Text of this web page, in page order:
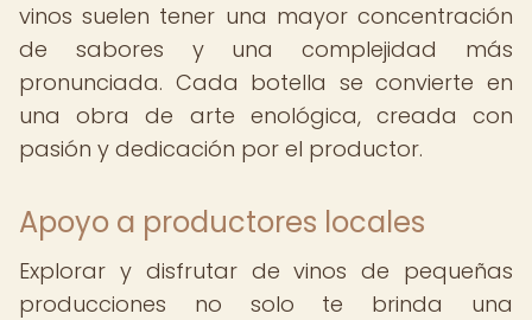
vinos suelen tener una mayor concentración
de sabores y una complejidad más
pronunciada. Cada botella se convierte en
una obra de arte enológica, creada con
pasión y dedicación por el productor.
Apoyo a productores locales
Explorar y disfrutar de vinos de pequeñas
producciones no solo te brinda una